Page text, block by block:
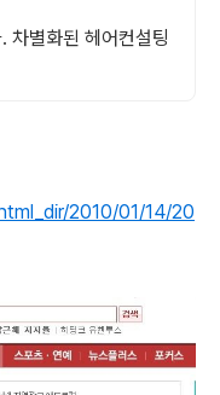
차별화된 헤어컨설팅
2010/01/14/20